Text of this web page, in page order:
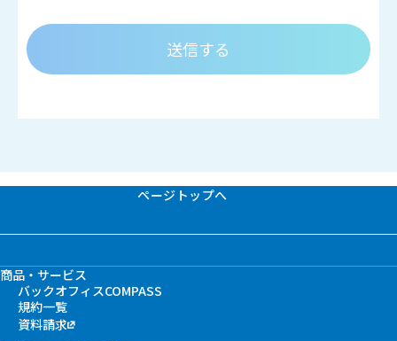
（委託先を除く）に個人情報を提供すること
へご連絡ください。
ビリング事業本部
経理コンサルティング担当
bs_consul@ntt-finance.com
ページトップへ
商品・サービス
バックオフィスCOMPASS
規約一覧
資料請求